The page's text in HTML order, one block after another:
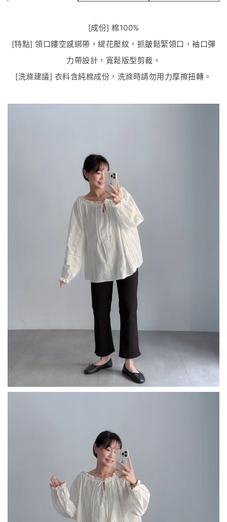
[成份] 棉100%
[特點] 領口鏤空感綁帶，緹花壓紋，抓皺鬆緊領口，袖口彈
力帶設計，寬鬆版型剪裁。
[洗滌建議] 衣料含純棉成份，洗滌時請勿用力摩擦扭轉。